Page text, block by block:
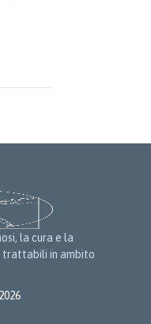
la cura e la
in ambito